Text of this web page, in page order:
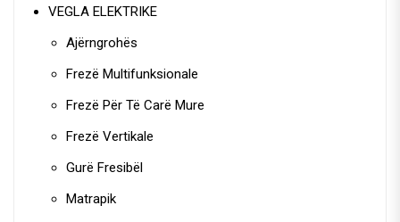
VEGLA ELEKTRIKE
Ajërngrohës
Frezë Multifunksionale
Frezë Për Të Carë Mure
Frezë Vertikale
Gurë Fresibël
Matrapik